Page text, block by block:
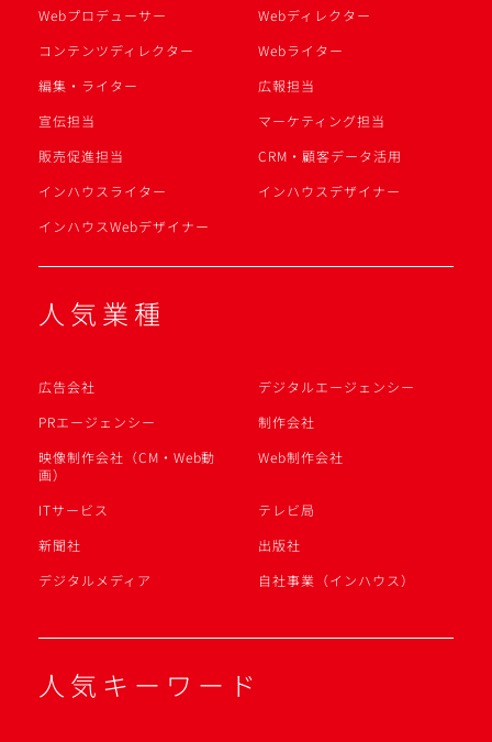
Webプロデューサー
Webディレクター
コンテンツディレクター
Webライター
編集・ライター
広報担当
宣伝担当
マーケティング担当
販売促進担当
CRM・顧客データ活用
インハウスライター
インハウスデザイナー
インハウスWebデザイナー
人気業種
広告会社
デジタルエージェンシー
PRエージェンシー
制作会社
映像制作会社（CM・Web動
画）
Web制作会社
ITサービス
テレビ局
新聞社
出版社
デジタルメディア
自社事業（インハウス）
人気キーワード